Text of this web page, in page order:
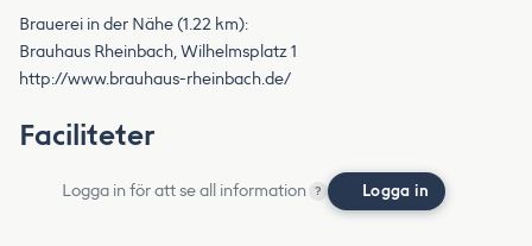
Brauerei in der Nähe (1.22 km):
Brauhaus Rheinbach, Wilhelmsplatz 1
http://www.brauhaus-rheinbach.de/
Faciliteter
Logga in för att se all information ? Logga in